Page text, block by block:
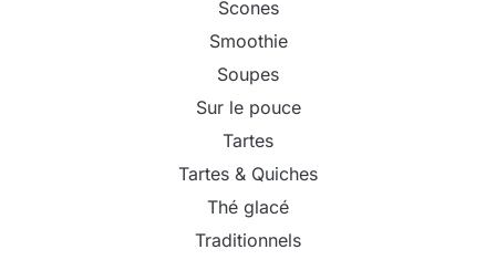
Scones
Smoothie
Soupes
Sur le pouce
Tartes
Tartes & Quiches
Thé glacé
Traditionnels